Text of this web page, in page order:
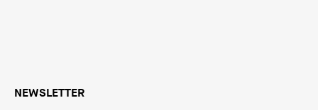
NEWSLETTER